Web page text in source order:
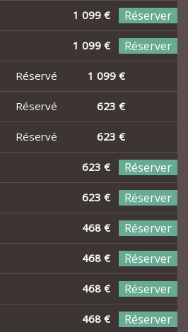
1 099 € Réserver
1 099 € Réserver
Réservé
1 099 €
Réservé
623 €
Réservé
623 €
623 € Réserver
623 € Réserver
468 € Réserver
468 € Réserver
468 € Réserver
468 € Réserver